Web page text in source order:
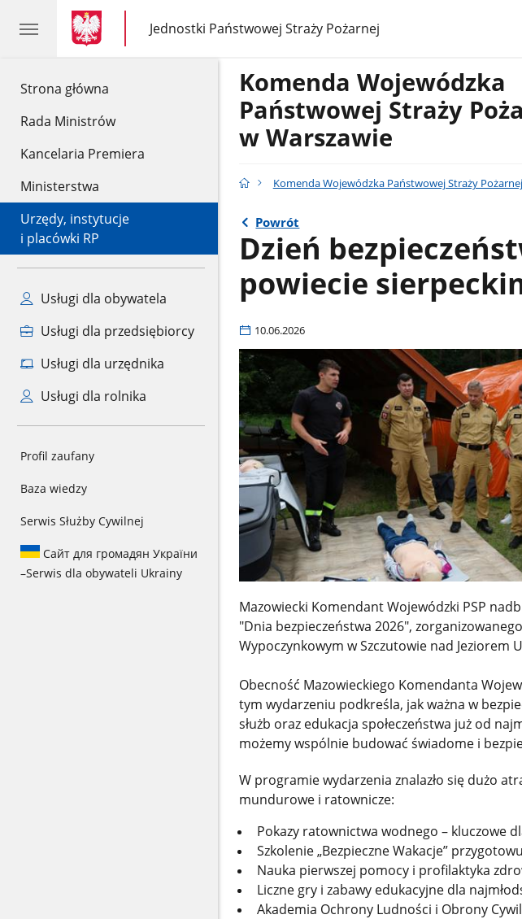
Strona główna
Rada Ministrów
Kancelaria Premiera
Ministerstwa
Urzędy, instytucje
i placówki RP
Usługi dla obywatela
Usługi dla przedsiębiorcy
Usługi dla urzędnika
Usługi dla rolnika
Profil zaufany
Baza wiedzy
Serwis Służby Cywilnej
Сайт для громадян України
–Serwis dla obywateli Ukrainy
gov.pl
gov.pl
Jednostki Państwowej Straży Pożarnej
gov.pl
Jednostki
Państwowej
Komenda Wojewódzka
Państwowej Straży
w Warszawie
Komenda Wojewódzka Państwowej Straży
Powrót
Dzień
powiecie
10.06.2026
Mazowiecki Komendant Wojewódzki PSP
"Dnia bezpieczeństwa 2026",
Wypoczynkowym w Szczutowie nad Jeziorem
Obecność Mazowieckiego Komendanta
tym wydarzeniu podkreśla, jak ważna w
służb oraz edukacja społeczeństwa już od
możemy wspólnie budować świadome i
W programie wydarzenia znalazło się dużo
mundurowe i ratownicze:
Pokazy ratownictwa wodnego – kluczowe
Szkolenie „Bezpieczne Wakacje”
Nauka pierwszej pomocy i profilaktyka
Liczne gry i zabawy edukacyjne dla
Akademia Ochrony Ludności i Obrony